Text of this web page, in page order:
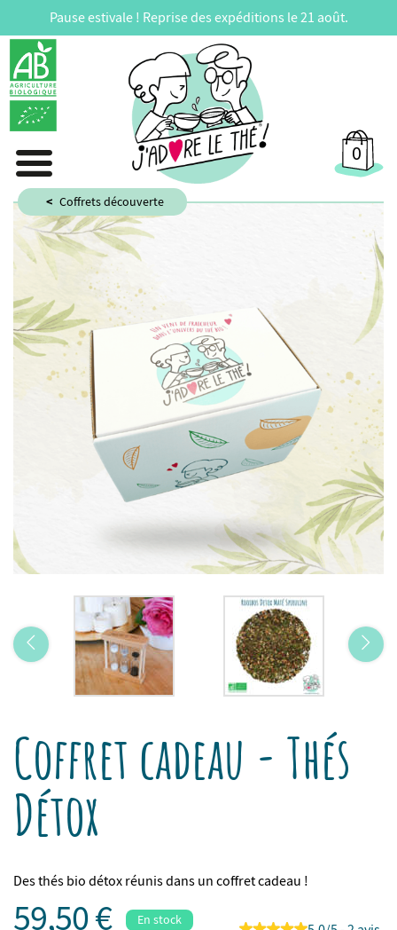
Pause estivale ! Reprise des expéditions le 21 août.
0
Coffrets découverte
Coffret cadeau - Thés
Détox
Des thés bio détox réunis dans un coffret cadeau !
59,50 € En stock